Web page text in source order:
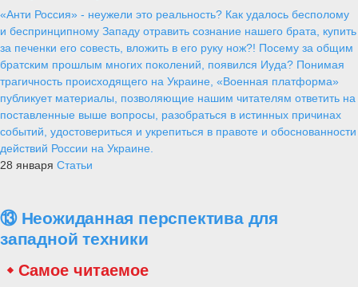
«Анти Россия» - неужели это реальность? Как удалось бесполому
и беспринципному Западу отравить сознание нашего брата, купить
за печенки его совесть, вложить в его руку нож?! Посему за общим
братским прошлым многих поколений, появился Иуда? Понимая
трагичность происходящего на Украине, «Военная платформа»
публикует материалы, позволяющие нашим читателям ответить на
поставленные выше вопросы, разобраться в истинных причинах
событий, удостовериться и укрепиться в правоте и обоснованности
действий России на Украине.
28 января Статьи
⑬ Неожиданная перспектива для
западной техники
Самое читаемое